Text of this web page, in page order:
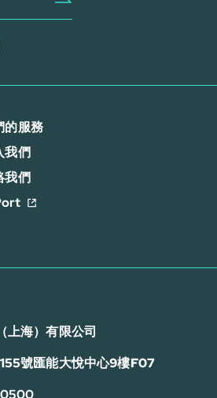
的服務
我們
我們
上海）有限公司
號匯能大悅中心9樓F07